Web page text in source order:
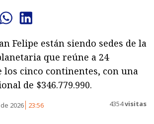
Felipe están siendo sedes de la
que reúne a 24
los cinco continentes, con una
de $346.779.990.
2026 23:56 4354visitas